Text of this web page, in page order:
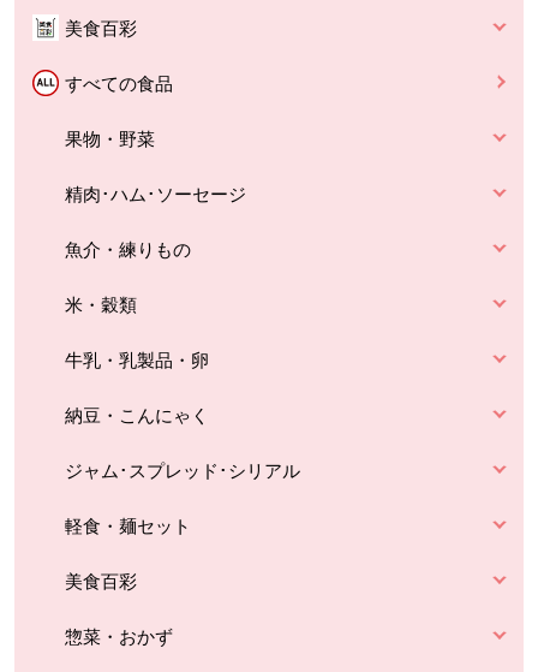
美食百彩
すべての食品
果物・野菜
精肉･ハム･ソーセージ
魚介・練りもの
米・穀類
牛乳・乳製品・卵
納豆・こんにゃく
ジャム･スプレッド･シリアル
軽食・麺セット
美食百彩
惣菜・おかず